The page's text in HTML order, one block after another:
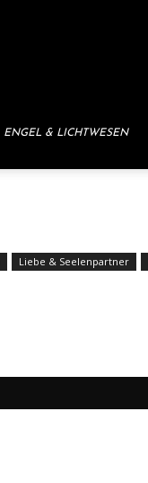
ENGEL & LICHTWESEN
Liebe & Seelenpartner